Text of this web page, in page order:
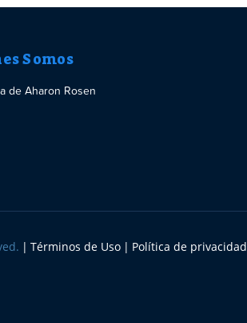
Somos
de Aharon Rosen
Términos de Uso Política de privacidad